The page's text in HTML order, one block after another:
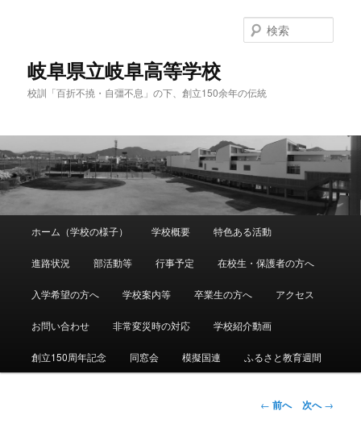
岐阜県立岐阜高等学校
校訓「百折不撓・自彊不息」の下、創立150余年の伝統
索
メ
イ
ン
コ
ン
ホーム（学校の様子） 学校概要 特色ある活動
進路状況 部活動等 行事予定 在校生・保護者の方へ
入学希望の方へ 学校案内等 卒業生の方へ アクセス
お問い合わせ 非常変災時の対応 学校紹介動画
創立150周年記念 同窓会 模擬国連 ふるさと教育週間
投
← 前へ 次へ→